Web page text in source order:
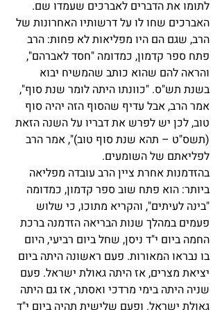
לתומו את הדברים לאברכים שעמדו שם.
האברכים שחו לו על דרשותיו האחרונות של
הרב, שגם הם היו מפליאות לא פחות: הרב
פתח ספר קדמון, כמדומה "חסד לאברהם",
והראה להם שהוא כותב שהמשיח יבוא
בשנת תש"ס. "כוונתו היתה לומר שנת סוף",
אמר הרב, אבל עדיף שהסוף הזה יהיה סוף
טוב, לכן יש לפרש את דבריו על השנה הזאת
(תשס"ט – תהא שנת סוף טוב)", אמר הרב
לפליאתם של השומעים.
בהזדמנות אחרת ציין הרב עובדה מפליאה
ביותר: הוא פתח שוב ספר קדמון, כמדומה
"בינה לעיתים", והקריא מתוכו, כי שלוש
פעמים במהלך שנות הבריאה הזדמנה ברכת
החמה ביום י"ד ניסן, שחל ביום רביעי, היום
בו נבראו המאורות. פעם ראשונה היתה ביום
יציאת מצרים, אז היתה גאולת ישראל. פעם
שניה היתה בימי מרדכי ואסתר, אז גם היתה
גאולת ישראל. ופעם שלישית תהיה ביום י"ד